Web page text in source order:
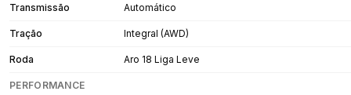
Transmissão Automático
Tração Integral (AWD)
Roda Aro 18 Liga Leve
PERFORMANCE